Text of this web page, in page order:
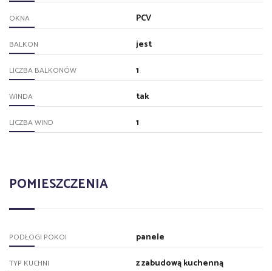
OKNA PCV
BALKON jest
LICZBA BALKONÓW 1
WINDA tak
LICZBA WIND 1
POMIESZCZENIA
PODŁOGI POKOI panele
TYP KUCHNI z zabudową kuchenną